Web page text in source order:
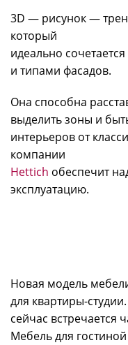
3D — рисунок —
который
идеально
и типами фасадов.
Она способна
выделить зоны и
интерьеров от
компании
Hettich обеспечит
эксплуатацию.
Новая модель
для квартиры-
сейчас встречается
Мебель для